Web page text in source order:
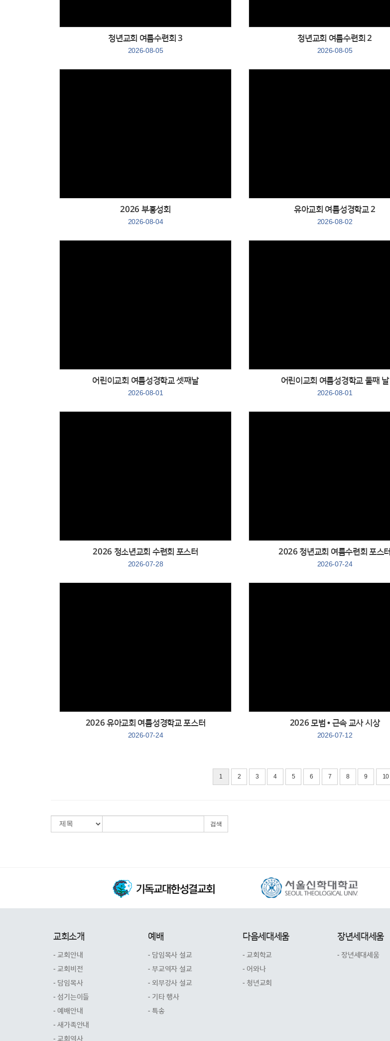
청년교회 여름수련회 3
2026-08-05
청년교회 여름수련회 2
2026-08-05
2026 부흥성회
2026-08-04
유아교회 여름성경학교 2
2026-08-02
어린이교회 여름성경학교 셋째날
2026-08-01
어린이교회 여름성경학교 둘째 날
2026-08-01
2026 청소년교회 수련회 포스터
2026-07-28
２０２６ 청년교회 여름수련회 포스터
2026-07-24
２０２６ 유아교회 여름성경학교 포스터
2026-07-24
2026 모범 • 근속 교사 시상
2026-07-12
1 2 3 4 5 6 7 8 9 10
검색
교회소개
- 교회안내
- 교회비전
- 담임목사
- 섬기는이들
- 예배안내
- 새가족안내
- 교회역사
예배
- 담임목사 설교
- 부교역자 설교
- 외부강사 설교
- 기타 행사
- 특송
다음세대세움
- 교회학교
- 어와나
- 청년교회
장년세대세움
- 장년세대세움